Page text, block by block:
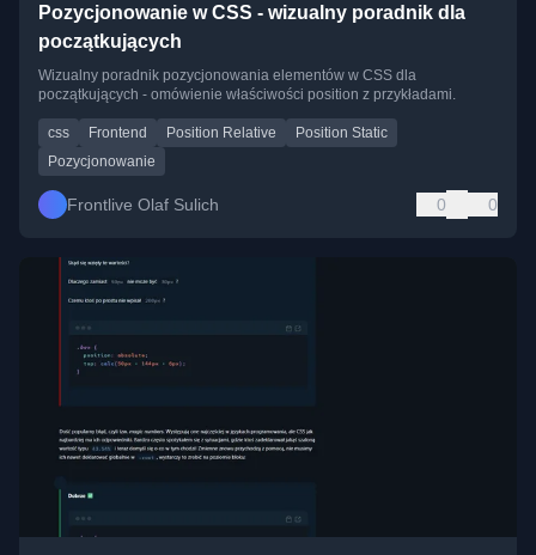
Pozycjonowanie w CSS - wizualny poradnik dla
początkujących
Wizualny poradnik pozycjonowania elementów w CSS dla
początkujących - omówienie właściwości position z przykładami.
css Frontend Position Relative
Position Static
Pozycjonowanie
Frontlive Olaf Sulich 0 0